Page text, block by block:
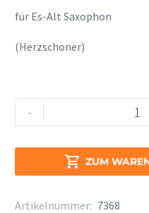
für Es-Alt Saxophon
(Herzschoner)
-
Oktavschutz/Herzschoner
Menge
 ZUM
Alternative:
Artikelnummer: 7368